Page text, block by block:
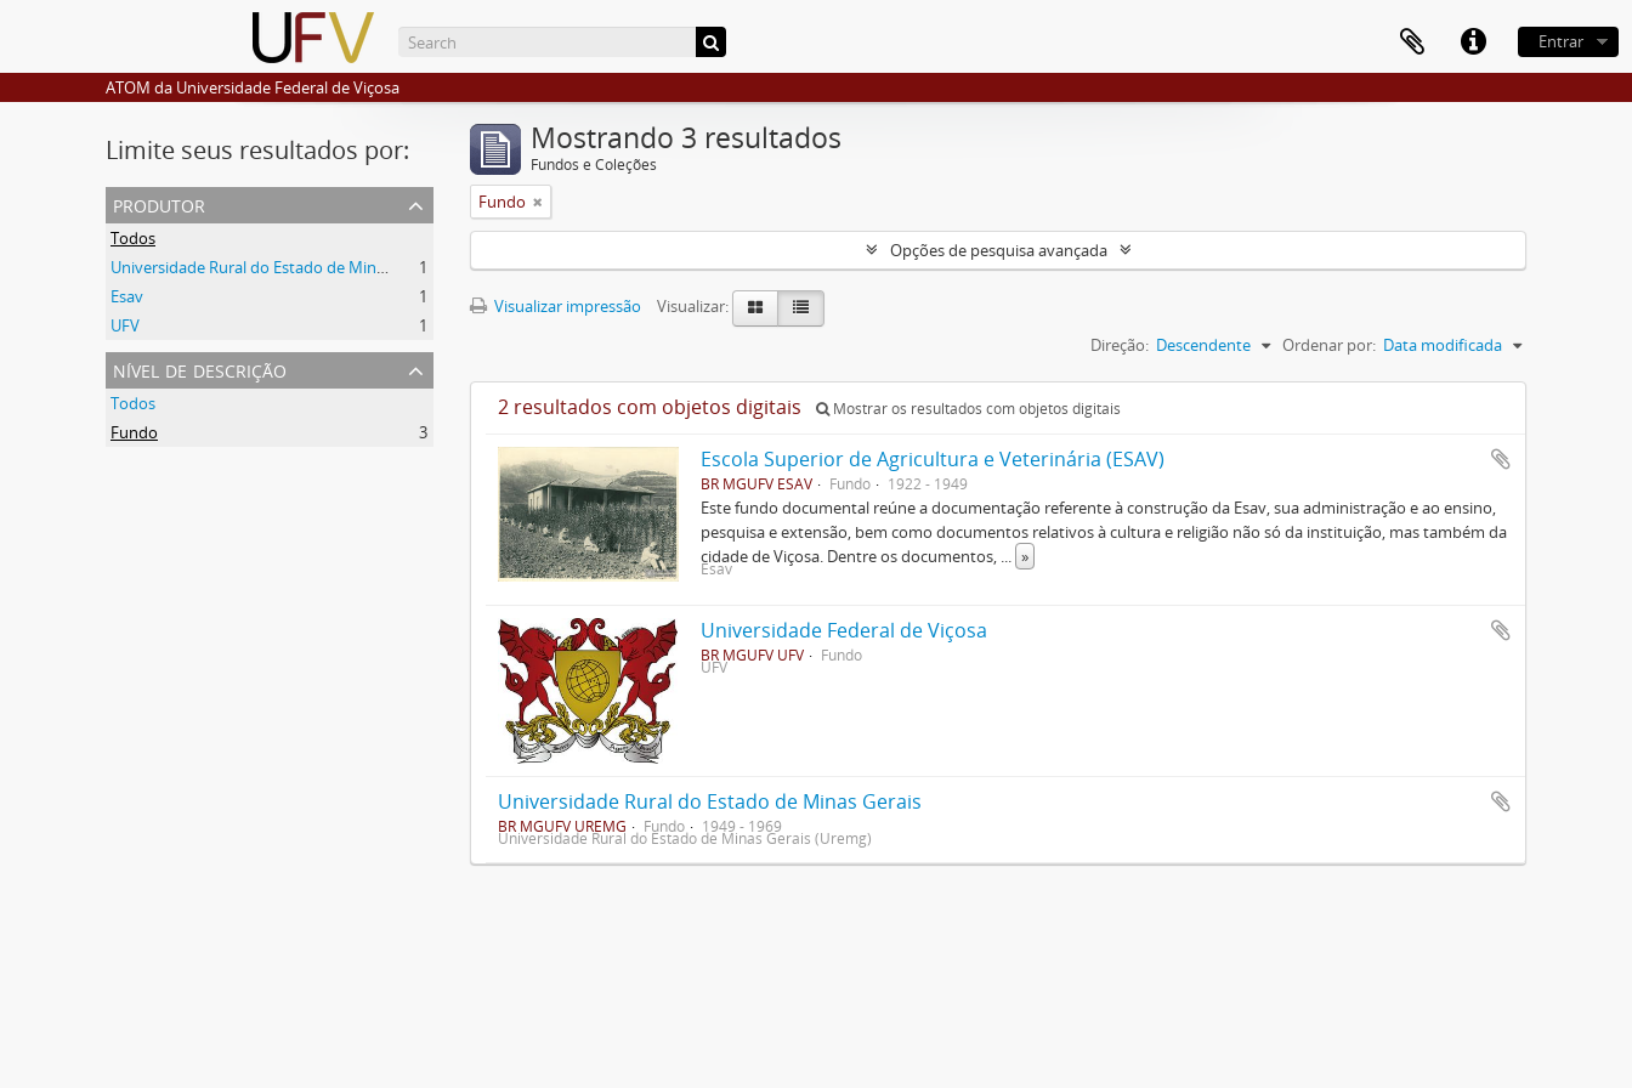
Entrar
ATOM da Universidade Federal de Viçosa
Limite seus resultados por:
produtor
Todos
Universidade Rural do Estado de Minas Gerais (Uremg)
1
Esav
1
UFV
1
nível de descrição
Todos
Fundo
3
Mostrando 3 resultados
Fundos e Coleções
Fundo
Opções de pesquisa avançada
Visualizar impressão
Visualizar:
Ordenar por: Data modificada
Direção: Descendente
2 resultados com objetos digitais Mostrar os resultados com objetos digitais
Escola Superior de Agricultura e Veterinária (ESAV)
BR MGUFV ESAV Fundo 1922 - 1949
Este fundo documental reúne a documentação referente à construção da Esav, sua administração e ao ensino,
pesquisa e extensão, bem como documentos relativos à cultura e religião não só da instituição, mas também da
cidade de Viçosa. Dentre os documentos,
»
Esav
Universidade Federal de Viçosa
BR MGUFV UFV Fundo
UFV
Universidade Rural do Estado de Minas Gerais
BR MGUFV UREMG Fundo 1949 - 1969
Universidade Rural do Estado de Minas Gerais (Uremg)